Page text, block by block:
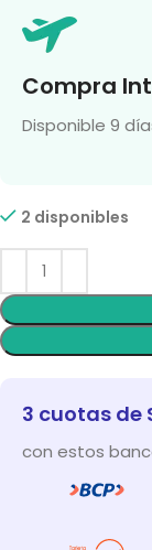
Compra
Disponible 9
2 disponibles
3 cuotas de
con estos